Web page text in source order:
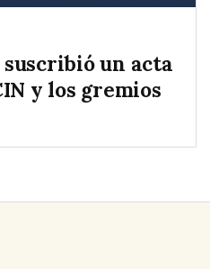
un acta
y los gremios